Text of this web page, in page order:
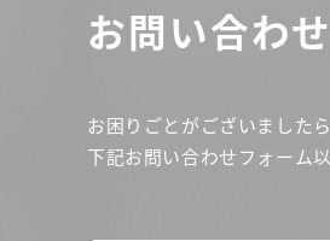
お問い合わせ
お困りごとがございました
下記お問い合わせフォーム